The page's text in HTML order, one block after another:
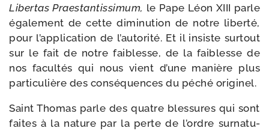
Libertas Praestantissimum, le Pape Léon XIII parle
éga­le­ment de cette dimi­nu­tion de notre liber­té,
pour l’application de l’autorité. Et il insiste sur­tout
sur le fait de notre fai­blesse, de la fai­blesse de
nos facul­tés qui nous vient d’une manière plus
par­ti­cu­lière des consé­quences du péché originel.
Saint Thomas parle des quatre bles­sures qui sont
faites à la nature par la perte de l’ordre sur­na­tu­